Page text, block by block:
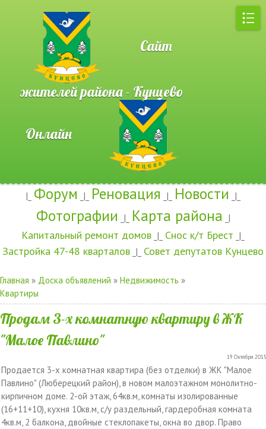
Сайт
жителей района - Кунцево
Онлайн
|_ Форум _|_ Реновация _|_ Новости _|_
Фотографии _|_ Карта района _|
Капитальный ремонт домов _|_ Снос к/т Брест _|_
Застройка 47-48 кварталов _|_ Совет депутатов Кунцево
Главная » Доска объявлений » Недвижимость »
Квартиры
Продам 3-х комнатную квартиру в ЖК
"Малое Павлино"
19 Октября
Продается 3-х комнатная квартира (без отделки) в ЖК "Малое
Павлино" (Люберецкий район), в новом малоэтажном монолитно-
кирпичном доме. 2-ой этаж, 64кв.м, комнаты изолированные
(16+11+10), кухня 10кв.м, с/у раздельный, гардеробная комната
4кв.м, 2 балкона, двойные стеклопакеты, окна во двор. Право